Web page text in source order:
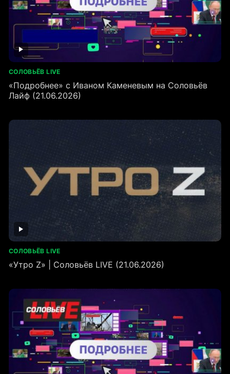
СОЛОВЬЁВ LIVE
«Подробнее» с Иваном Каменевым на Соловьёв
Лайф (21.06.2026)
СОЛОВЬЁВ LIVE
«Утро Z» | Соловьёв LIVE (21.06.2026)